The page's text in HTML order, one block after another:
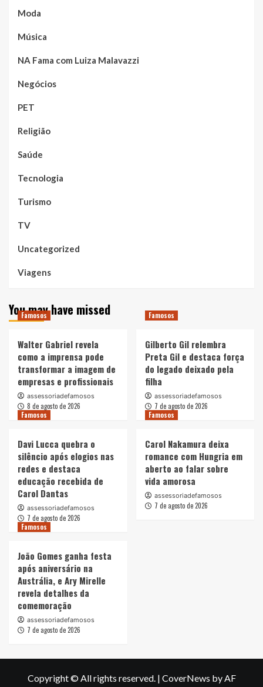
Moda
Música
NA Fama com Luiza Malavazzi
Negócios
PET
Religião
Saúde
Tecnologia
Turismo
TV
Uncategorized
Viagens
You may have missed
Famosos
Walter Gabriel revela
como a imprensa pode
transformar a imagem de
empresas e profissionais
assessoriadefamosos
8 de agosto de 2026
Famosos
Gilberto Gil relembra
Preta Gil e destaca força
do legado deixado pela
filha
assessoriadefamosos
7 de agosto de 2026
Famosos
Davi Lucca quebra o
silêncio após elogios nas
redes e destaca
educação recebida de
Carol Dantas
assessoriadefamosos
7 de agosto de 2026
Famosos
Carol Nakamura deixa
romance com Hungria em
aberto ao falar sobre
vida amorosa
assessoriadefamosos
7 de agosto de 2026
Famosos
João Gomes ganha festa
após aniversário na
Austrália, e Ary Mirelle
revela detalhes da
comemoração
assessoriadefamosos
7 de agosto de 2026
Copyright © All rights reserved. | CoverNews by AF